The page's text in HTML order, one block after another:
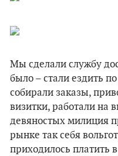
Мы сделали службу
было – стали ездить
собирали заказы,
визитки, работали на
девяностых милиция
рынке так себя
приходилось платить